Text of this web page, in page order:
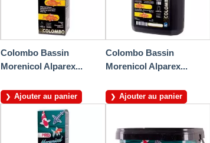
Colombo Bassin
Morenicol Alparex...
Ajouter au panier
Colombo Bassin
Morenicol Alparex...
Ajouter au panier